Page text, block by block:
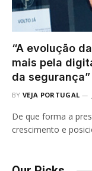
“A evolução
mais pela
da segurança”
BY VEJA PORTUGAL
De que forma a
crescimento e